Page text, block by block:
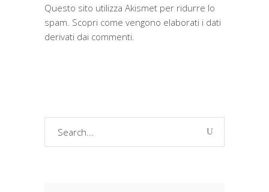
Questo sito utilizza Akismet per ridurre lo
spam. Scopri come vengono elaborati i dati
derivati dai commenti.